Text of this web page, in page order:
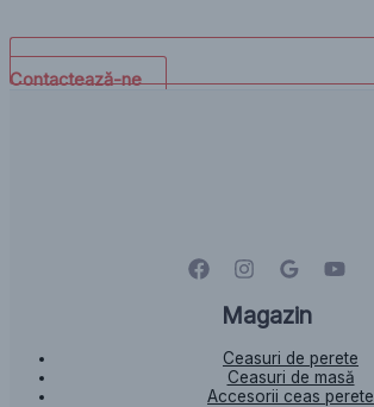
Contactează-ne
Magazin
Ceasuri de perete
Ceasuri de masă
Accesorii ceas perete